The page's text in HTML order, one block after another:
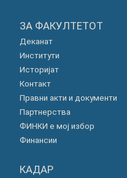
ЗА ФАКУЛТЕТОТ
Деканат
Институти
Историјат
Контакт
Правни акти и документи
Партнерства
ФИНКИ е мој избор
Финансии
КАДАР